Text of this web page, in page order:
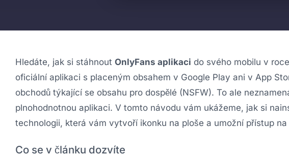
Hledáte, jak si stáhnout OnlyFans aplikaci do svého mobilu v
oficiální aplikaci s placeným obsahem v Google Play ani v App
obchodů týkající se obsahu pro dospělé (NSFW). To ale
plnohodnotnou aplikaci. V tomto návodu vám ukážeme, jak si
technologii, která vám vytvoří ikonku na ploše a umožní přístup
Co se v článku dozvíte